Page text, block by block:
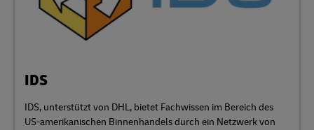
IDS
IDS, unterstützt von DHL, bietet Fachwissen im Bereich des
US-amerikanischen Binnenhandels durch ein Netzwerk von